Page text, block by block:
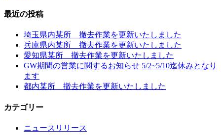
稿
ョ
最近の投稿
埼玉県内某所 撤去作業を更新いたしました
兵庫県内某所 撤去作業を更新いたしました
愛知県某所 撤去作業を更新いたしました
GW期間の営業に関するお知らせ 5/2~5/10迄休みとなり
ます
都内某所 撤去作業を更新いたしました
カテゴリー
ニュースリリース